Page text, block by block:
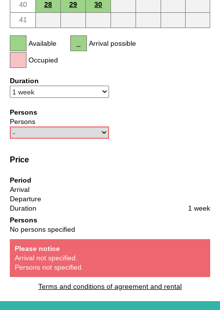
40
28 29
30
41
Available
Occupied
Arrival possible
Duration
Persons
Persons
Price
Period
Arrival
Departure
Duration
1 week
Persons
No persons specified
Please notice
Arrival not specified.
Persons not specified.
Terms and conditions of agreement and rental